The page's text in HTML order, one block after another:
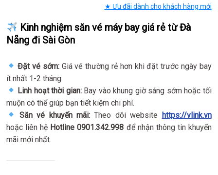
★ Ưu đãi dành cho khách hàng mới
Kinh nghiệm săn vé máy bay giá rẻ từ Đà
Nẵng đi Sài Gòn
Đặt vé sớm:Giá vé thường rẻ hơn khi đặt trước ngày bay
ít nhất 1-2 tháng.
Linh hoạt thời gian:Bay vào khung giờ sáng sớm hoặc tối
muộn có thể giúp bạn tiết kiệm chi phí.
Săn vé khuyến mãi: Theo dõi website https://vlink.vn
hoặc liên hệ Hotline 0901.342.998 để nhận thông tin khuyến
mãi mới nhất.